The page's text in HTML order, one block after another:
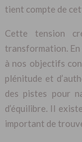
tient compte de
Cette tension
transformation.
à nos objectifs
plénitude et
des pistes pour
d’équilibre. Il
important de